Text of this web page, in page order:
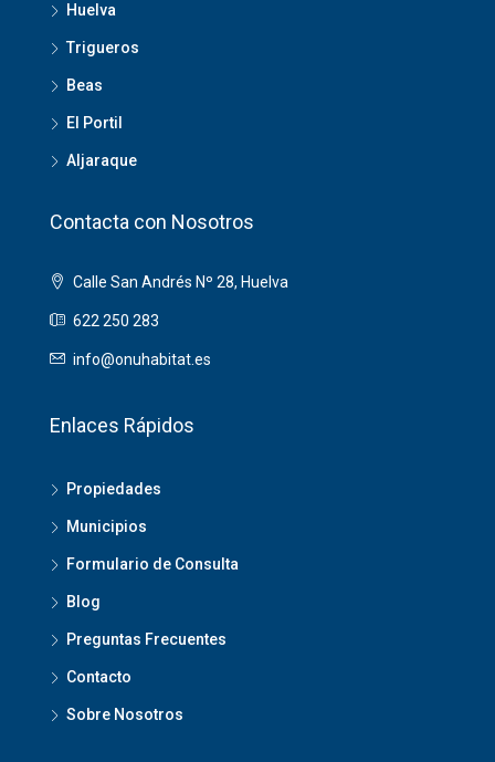
Huelva
Trigueros
Beas
El Portil
Aljaraque
Contacta con Nosotros
Calle San Andrés Nº 28, Huelva
622 250 283
info@onuhabitat.es
Enlaces Rápidos
Propiedades
Municipios
Formulario de Consulta
Blog
Preguntas Frecuentes
Contacto
Sobre Nosotros